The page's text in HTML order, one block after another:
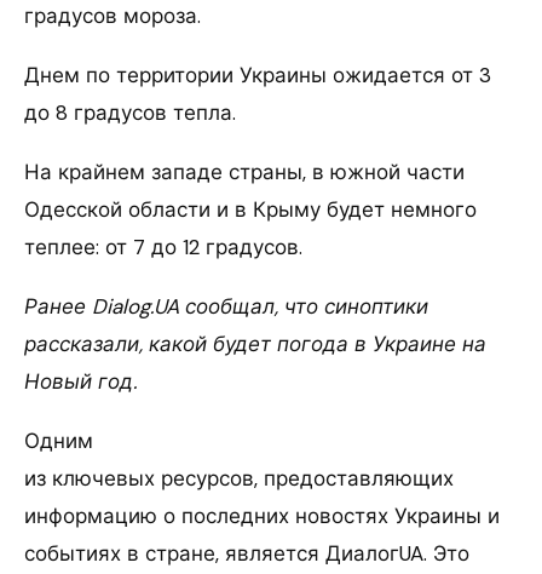
градусов мороза.
Днем по территории Украины ожидается от 3
до 8 градусов тепла.
На крайнем западе страны, в южной части
Одесской области и в Крыму будет немного
теплее: от 7 до 12 градусов.
Ранее Dialog.UA сообщал, что синоптики
рассказали, какой будет погода в Украине на
Новый год.
Одним
из ключевых ресурсов, предоставляющих
информацию о последних новостях Украины и
событиях в стране, является ДиалогUA. Это